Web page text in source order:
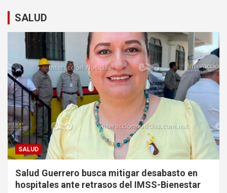
SALUD
SALUD
Salud Guerrero busca mitigar desabasto en
hospitales ante retrasos del IMSS-Bienestar